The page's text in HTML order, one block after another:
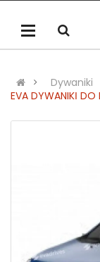
Dywaniki
EVA DYWANIKІ